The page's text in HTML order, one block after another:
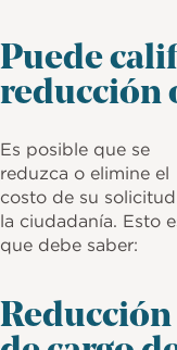
Puede
reducción
Es posible que se
reduzca o elimine el
costo de su
la ciudadanía. Esto
que debe saber:
Reducción